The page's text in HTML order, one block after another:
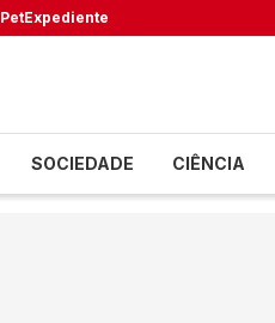
PetExpediente
SOCIEDADE CIÊNCIA